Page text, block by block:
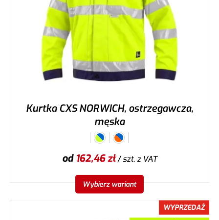
Kurtka CXS NORWICH, ostrzegawcza,
męska
od 162,46zł/ szt.z VAT
Wybierz wariant
WYPRZEDAŻ